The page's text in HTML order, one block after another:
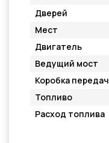
Дверей
Мест
Двигатель
Ведущий мост
Коробка передач
Топливо
Расход топлива